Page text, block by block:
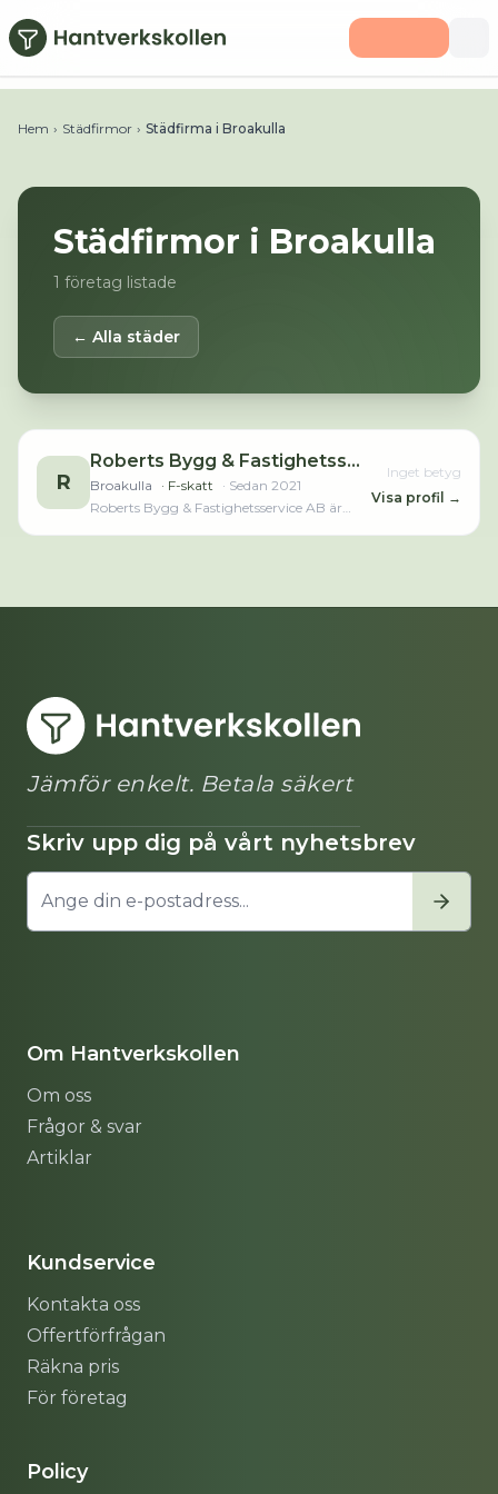
Hoppa till huvudinnehåll
Hem › Städfirmor › Städfirma i Broakulla
Städfirmor i Broakulla
1 företag listade
← Alla städer
R
Roberts Bygg & Fastighetsservice AB
Broakulla · F-skatt · Sedan 2021
Roberts Bygg & Fastighetsservice AB är
Inget betyg
Visa profil →
Jämför enkelt. Betala säkert
Skriv upp dig på vårt nyhetsbrev
Om Hantverkskollen
Om oss
Frågor & svar
Artiklar
Kundservice
Kontakta oss
Offertförfrågan
Räkna pris
För företag
Policy